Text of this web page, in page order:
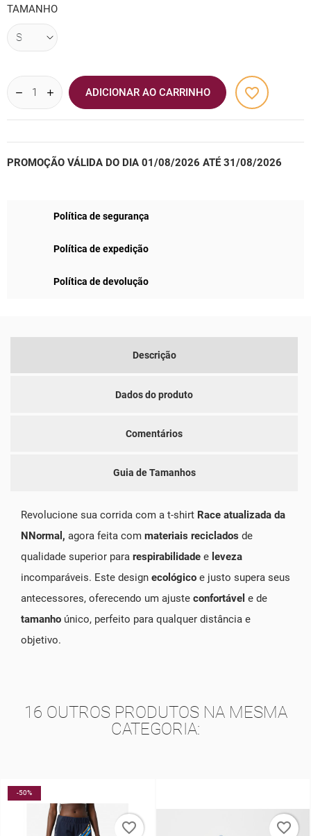
TAMANHO
ADICIONAR AO CARRINHO favorite_border
PROMOÇÃO VÁLIDA DO DIA 01/08/2026 ATÉ 31/08/2026
Política de segurança
Política de expedição
Política de devolução
Descrição
Dados do produto
Comentários
Guia de Tamanhos
Revolucione sua corrida com a t-shirt Race atualizada da
NNormal, agora feita com materiais reciclados de
qualidade superior para respirabilidade e leveza
incomparáveis. Este design ecológico e justo supera seus
antecessores, oferecendo um ajuste confortável e de
tamanho único, perfeito para qualquer distância e
objetivo.
16 OUTROS PRODUTOS NA MESMA
CATEGORIA: